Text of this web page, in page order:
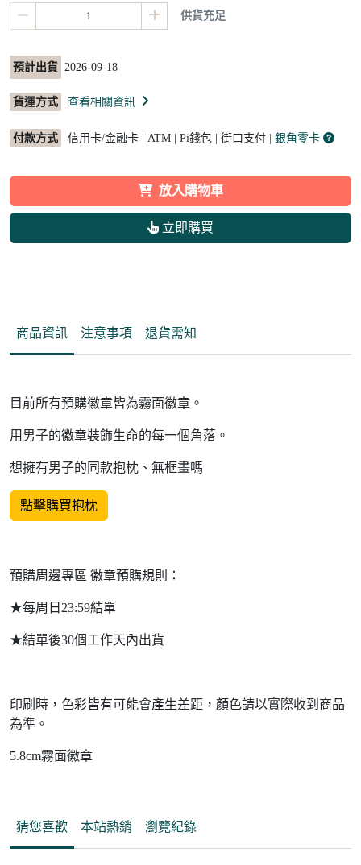
供貨充足
預計出貨 2026-09-18
貨運方式 查看相關資訊
付款方式 信用卡/金融卡 | ATM | Pi錢包 | 街口支付 | 銀角零卡
放入購物車
立即購買
商品資訊 注意事項 退貨需知
目前所有預購徽章皆為霧面徽章。
用男子的徽章裝飾生命的每一個角落。
想擁有男子的同款抱枕、無框畫嗎
點擊購買抱枕
預購周邊專區 徽章預購規則：
★每周日23:59結單
★結單後30個工作天內出貨
印刷時，色彩皆有可能會產生差距，顏色請以實際收到商品
為準。
5.8cm霧面徽章
猜您喜歡 本站熱銷 瀏覽紀錄